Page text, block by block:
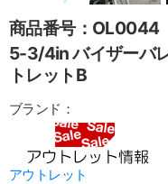
商品番号：OL0044
5-3/4in バイザーバ
トレットB
ブランド：
アウトレット